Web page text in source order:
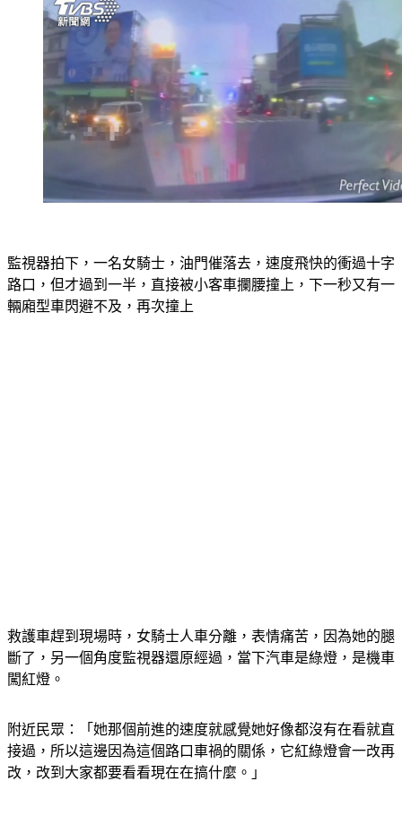
監視器拍下，一名女騎士，油門催落去，速度飛快的衝過十字
路口，但才過到一半，直接被小客車攔腰撞上，下一秒又有一
輛廂型車閃避不及，再次撞上
救護車趕到現場時，女騎士人車分離，表情痛苦，因為她的腿
斷了，另一個角度監視器還原經過，當下汽車是綠燈，是機車
闖紅燈。
附近民眾：「她那個前進的速度就感覺她好像都沒有在看就直
接過，所以這邊因為這個路口車禍的關係，它紅綠燈會一改再
改，改到大家都要看看現在在搞什麼。」